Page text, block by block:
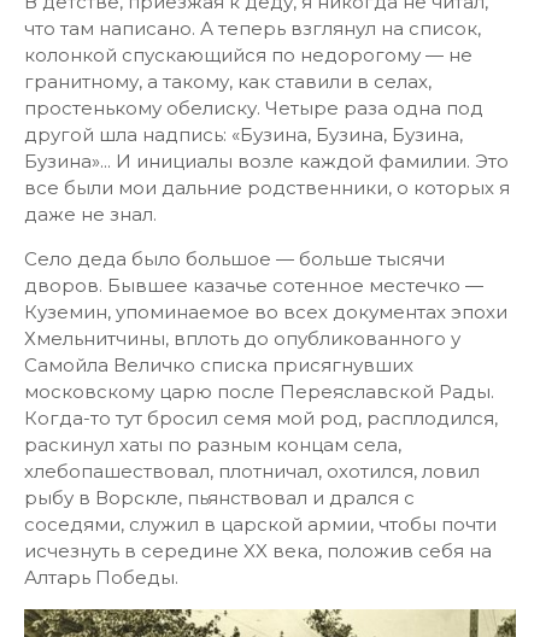
что там написано. А теперь взглянул на список,
колонкой спускающийся по недорогому — не
гранитному, а такому, как ставили в селах,
простенькому обелиску. Четыре раза одна под
другой шла надпись: «Бузина, Бузина, Бузина,
Бузина»... И инициалы возле каждой фамилии. Это
все были мои дальние родственники, о которых я
даже не знал.
Село деда было большое — больше тысячи
дворов. Бывшее казачье сотенное местечко —
Куземин, упоминаемое во всех документах эпохи
Хмельнитчины, вплоть до опубликованного у
Самойла Величко списка присягнувших
московскому царю после Переяславской Рады.
Когда-то тут бросил семя мой род, расплодился,
раскинул хаты по разным концам села,
хлебопашествовал, плотничал, охотился, ловил
рыбу в Ворскле, пьянствовал и дрался с
соседями, служил в царской армии, чтобы почти
исчезнуть в середине XX века, положив себя на
Алтарь Победы.